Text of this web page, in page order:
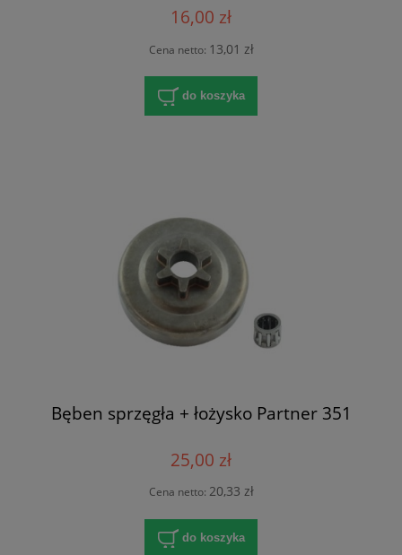
16,00 zł
Cena netto: 13,01 zł
do koszyka
Bęben sprzęgła + łożysko Partner 351
25,00 zł
Cena netto: 20,33 zł
do koszyka